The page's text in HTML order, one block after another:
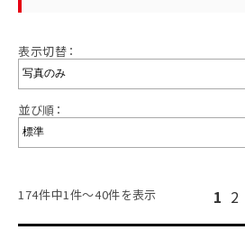
表示切替：
並び順：
174件中1件～40件を表示 1 2